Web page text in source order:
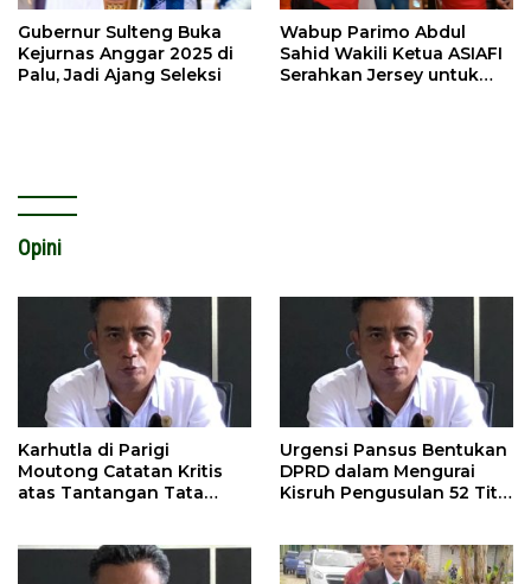
Gubernur Sulteng Buka
Kejurnas Anggar 2025 di
Palu, Jadi Ajang Seleksi
Wabup Parimo Abdul
Sahid Wakili Ketua ASIAFI
Serahkan Jersey untuk
Opini
Karhutla di Parigi
Moutong Catatan Kritis
atas Tantangan Tata
Urgensi Pansus Bentukan
DPRD dalam Mengurai
Kisruh Pengusulan 52 Titik